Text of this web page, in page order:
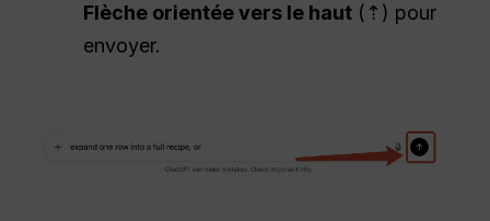
Flèche orientée vers le haut (⇡) pour
envoyer.